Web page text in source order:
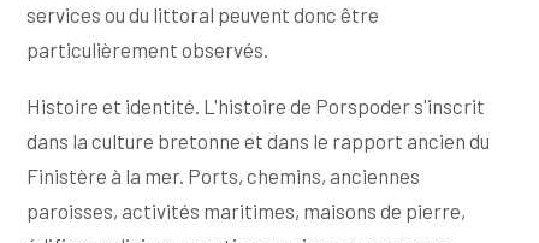
services ou du littoral peuvent donc être
particulièrement observés.
Histoire et identité. L'histoire de Porspoder s'inscrit
dans la culture bretonne et dans le rapport ancien du
Finistère à la mer. Ports, chemins, anciennes
paroisses, activités maritimes, maisons de pierre,